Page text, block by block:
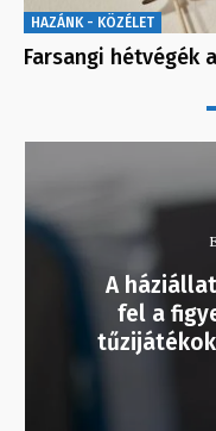
HAZÁNK - KÖZÉLET
Farsangi hétvégék
A
fel a